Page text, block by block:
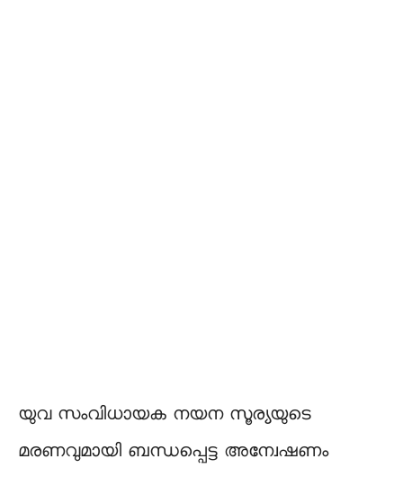
യുവ സംവിധായക നയന സൂര്യയുടെ
മരണവുമായി ബന്ധപ്പെട്ട അന്വേഷണം